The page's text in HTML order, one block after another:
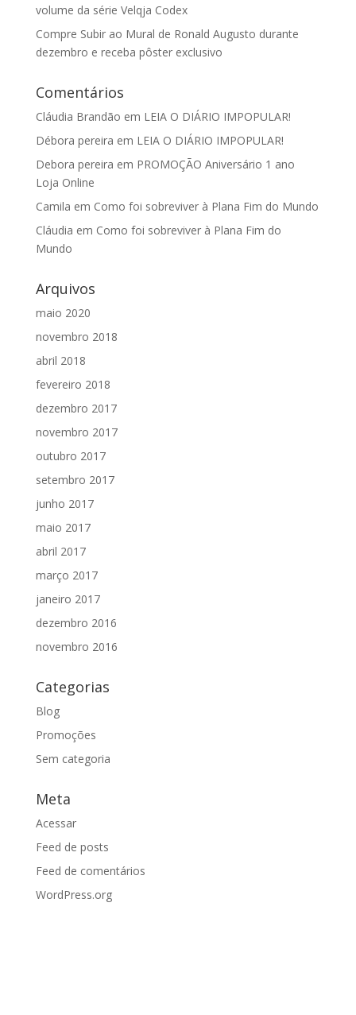
volume da série Velqja Codex
Compre Subir ao Mural de Ronald Augusto durante
dezembro e receba pôster exclusivo
Comentários
Cláudia Brandão em LEIA O DIÁRIO IMPOPULAR!
Débora pereira em LEIA O DIÁRIO IMPOPULAR!
Debora pereira em PROMOÇÃO Aniversário 1 ano
Loja Online
Camila em Como foi sobreviver à Plana Fim do Mundo
Cláudia em Como foi sobreviver à Plana Fim do
Mundo
Arquivos
maio 2020
novembro 2018
abril 2018
fevereiro 2018
dezembro 2017
novembro 2017
outubro 2017
setembro 2017
junho 2017
maio 2017
abril 2017
março 2017
janeiro 2017
dezembro 2016
novembro 2016
Categorias
Blog
Promoções
Sem categoria
Meta
Acessar
Feed de posts
Feed de comentários
WordPress.org